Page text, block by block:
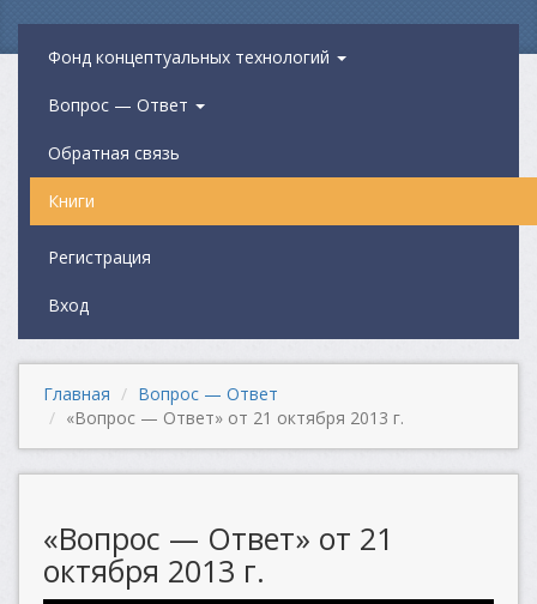
Фонд концептуальных технологий
Вопрос — Ответ
Обратная связь
Книги
Регистрация
Вход
Главная
Вопрос — Ответ
«Вопрос — Ответ» от 21 октября 2013 г.
«Вопрос — Ответ» от 21
октября 2013 г.